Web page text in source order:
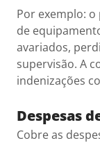
Por exemplo:
de
avariados,
supervisão. A
indenizações
Despesas
Cobre as